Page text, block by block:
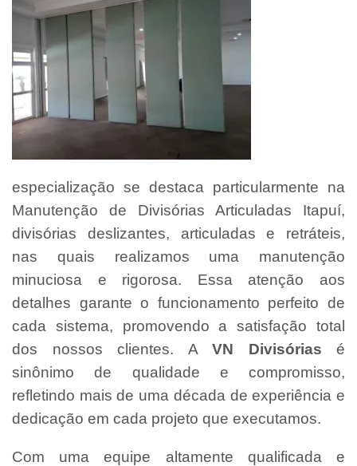
especialização se destaca particularmente na
Manutenção de Divisórias Articuladas Itapuí,
divisórias deslizantes, articuladas e retráteis,
nas quais realizamos uma manutenção
minuciosa e rigorosa. Essa atenção aos
detalhes garante o funcionamento perfeito de
cada sistema, promovendo a satisfação total
dos nossos clientes. A VN Divisórias é
sinônimo de qualidade e compromisso,
refletindo mais de uma década de experiência e
dedicação em cada projeto que executamos.
Com uma equipe altamente qualificada e